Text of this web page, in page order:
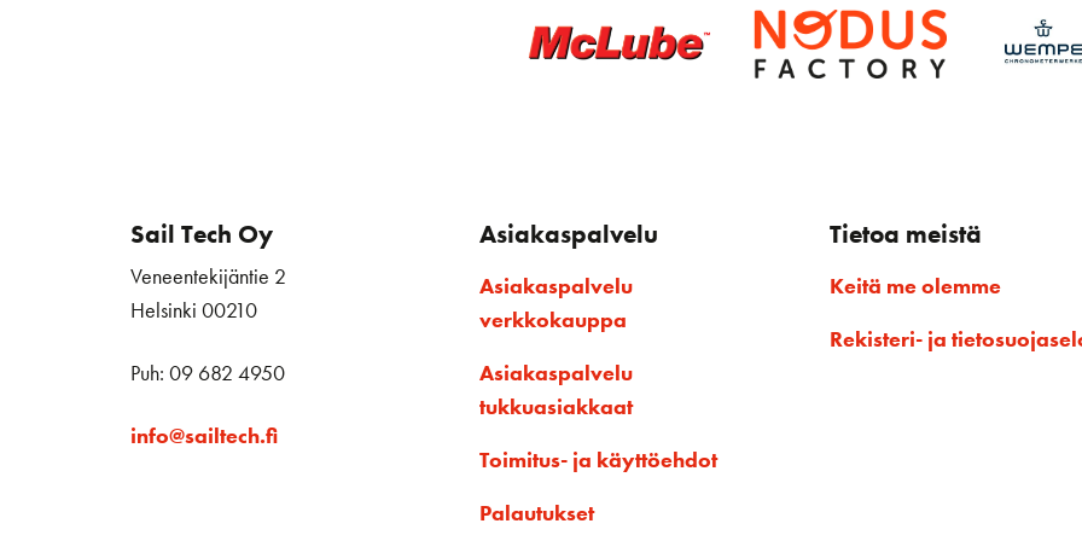
Sail Tech Oy
Veneentekijäntie 2
Helsinki 00210
Puh: 09 682 4950
info@sailtech.fi
Asiakaspalvelu
Asiakaspalvelu
verkkokauppa
Asiakaspalvelu
tukkuasiakkaat
Toimitus- ja käyttöehdot
Palautukset
Tietoa meistä
Keitä me olemme
Rekisteri- ja